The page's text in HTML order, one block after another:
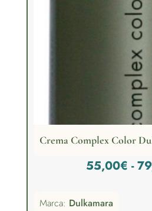
Crema Complex Color
55,00€ -
Marca: Dulkamara